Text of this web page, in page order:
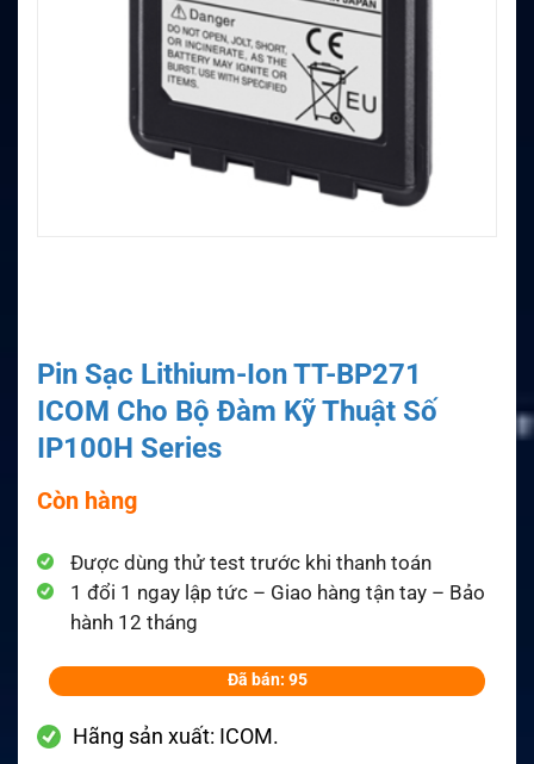
Pin Sạc Lithium-Ion TT-BP271
ICOM Cho Bộ Đàm Kỹ Thuật Số
IP100H Series
Còn hàng
Được dùng thử test trước khi thanh toán
1 đổi 1 ngay lập tức – Giao hàng tận tay – Bảo
hành 12 tháng
Đã bán: 95
Hãng sản xuất: ICOM.